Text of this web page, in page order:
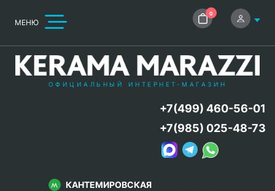
МЕНЮ
0
ОФИЦИАЛЬНЫЙ ИНТЕРНЕТ-МАГАЗИН
КАНТЕМИРОВСКАЯ
+7(499) 460-56-01
+7(985) 025-48-73